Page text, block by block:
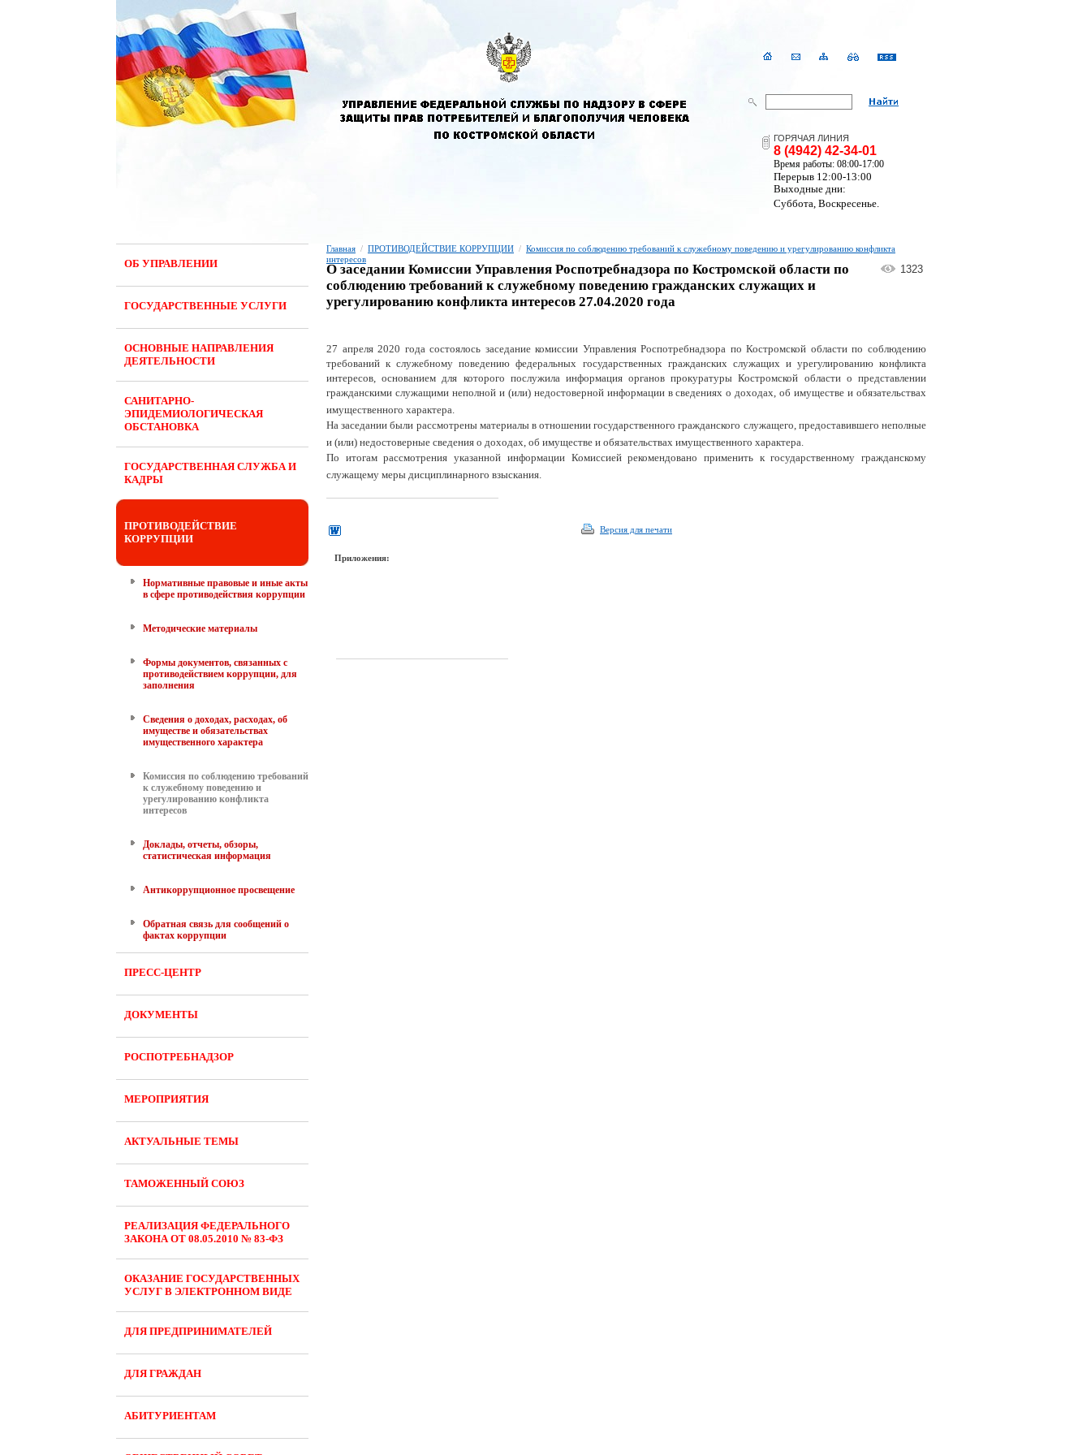
ГОРЯЧАЯ ЛИНИЯ
8 (4942) 42-34-01
Время работы: 08:00-17:00
Перерыв 12:00-13:00
Выходные дни:
Суббота, Воскресенье.
ОБ УПРАВЛЕНИИ
ГОСУДАРСТВЕННЫЕ УСЛУГИ
ОСНОВНЫЕ НАПРАВЛЕНИЯ
ДЕЯТЕЛЬНОСТИ
САНИТАРНО-
ЭПИДЕМИОЛОГИЧЕСКАЯ
ОБСТАНОВКА
ГОСУДАРСТВЕННАЯ СЛУЖБА И
КАДРЫ
ПРОТИВОДЕЙСТВИЕ
КОРРУПЦИИ
Нормативные правовые и иные акты
в сфере противодействия коррупции
Методические материалы
Формы документов, связанных с
противодействием коррупции, для
заполнения
Сведения о доходах, расходах, об
имуществе и обязательствах
имущественного характера
Комиссия по соблюдению требований
к служебному поведению и
урегулированию конфликта
интересов
Доклады, отчеты, обзоры,
статистическая информация
Антикоррупционное просвещение
Обратная связь для сообщений о
фактах коррупции
ПРЕСС-ЦЕНТР
ДОКУМЕНТЫ
РОСПОТРЕБНАДЗОР
МЕРОПРИЯТИЯ
АКТУАЛЬНЫЕ ТЕМЫ
ТАМОЖЕННЫЙ СОЮЗ
РЕАЛИЗАЦИЯ ФЕДЕРАЛЬНОГО
ЗАКОНА ОТ 08.05.2010 № 83-ФЗ
ОКАЗАНИЕ ГОСУДАРСТВЕННЫХ
УСЛУГ В ЭЛЕКТРОННОМ ВИДЕ
ДЛЯ ПРЕДПРИНИМАТЕЛЕЙ
ДЛЯ ГРАЖДАН
АБИТУРИЕНТАМ
Главная / ПРОТИВОДЕЙСТВИЕ КОРРУПЦИИ / Комиссия по соблюдению требований к служебному поведению и урегулированию конфликта
интересов
О заседании Комиссии Управления Роспотребнадзора по Костромской области по
соблюдению требований к служебному поведению гражданских служащих и
урегулированию конфликта интересов 27.04.2020 года
1323
27 апреля 2020 года состоялось заседание комиссии Управления Роспотребнадзора по Костромской области по соблюдению
требований к служебному поведению федеральных государственных гражданских служащих и урегулированию конфликта
интересов, основанием для которого послужила информация органов прокуратуры Костромской области о представлении
гражданскими служащими неполной и (или) недостоверной информации в сведениях о доходах, об имуществе и обязательствах
имущественного характера.
На заседании были рассмотрены материалы в отношении государственного гражданского служащего, предоставившего неполные
и (или) недостоверные сведения о доходах, об имуществе и обязательствах имущественного характера.
По итогам рассмотрения указанной информации Комиссией рекомендовано применить к государственному гражданскому
служащему меры дисциплинарного взыскания.
Версия для печати
Приложения: